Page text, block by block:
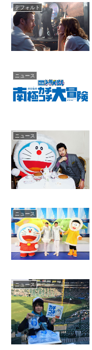
デフォルト
ニュース
ニュース
ニュース
ニュース